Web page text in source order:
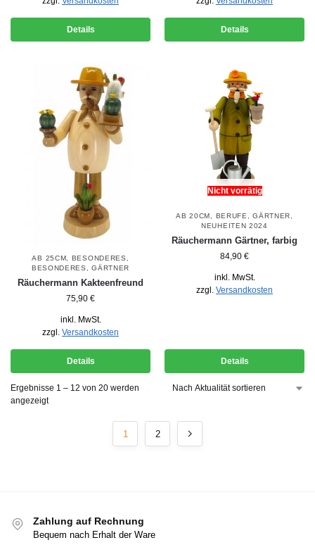
Details Details
AB 25CM BESONDERES
BESONDERES
,GÄRTNER
Räuchermann Kakteenfreund
75,90 €
inkl. MwSt.
zzgl. Versandkosten
Details
Nicht vorrätig
AB 20CM BERUFE ,GÄRTNER
NEUHEITEN 2024
Räuchermann Gärtner, farbig
84,90 €
inkl. MwSt.
zzgl. Versandkosten
Details
Ergebnisse 1 – 12 von 20 werden
angezeigt
1 2
Zahlung auf Rechnung
Bequem nach Erhalt der Ware